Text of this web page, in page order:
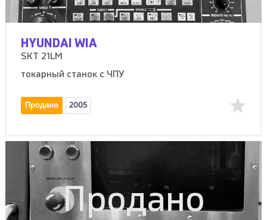
HYUNDAI WIA
SKT 21LM
токарный станок с ЧПУ
Продано 2005
Продано